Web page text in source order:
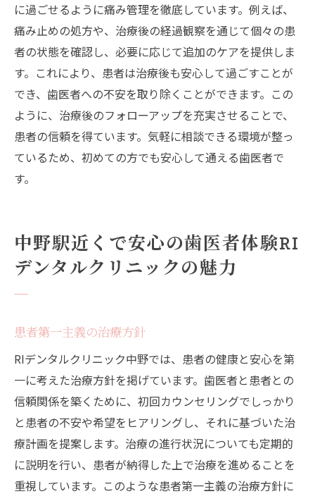
に過ごせるように痛み管理を徹底しています。例えば、
痛み止めの処方や、治療後の経過観察を通じて個々の患
者の状態を確認し、必要に応じて追加のケアを提供しま
す。これにより、患者は治療後も安心して過ごすことが
でき、歯医者への不安を取り除くことができます。この
ように、治療後のフォローアップを充実させることで、
患者の信頼を得ています。気軽に相談できる環境が整っ
ているため、初めての方でも安心して通える歯医者で
す。
中野駅近くで安心の歯医者体験RI
デンタルクリニックの魅力
患者第一主義の治療方針
RIデンタルクリニック中野では、患者の健康と安心を第
一に考えた治療方針を掲げています。歯医者と患者との
信頼関係を築くために、初回カウンセリングでしっかり
と患者の不安や希望をヒアリングし、それに基づいた治
療計画を提案します。治療の進行状況についても定期的
に説明を行い、患者が納得した上で治療を進めることを
重視しています。このような患者第一主義の治療方針に